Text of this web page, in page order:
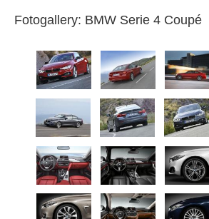
Fotogallery: BMW Serie 4 Coupé